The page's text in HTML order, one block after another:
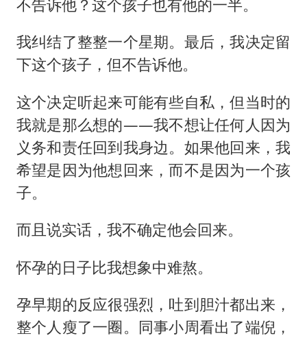
不告诉他？这个孩子也有他的一半。
我纠结了整整一个星期。最后，我决定留
下这个孩子，但不告诉他。
这个决定听起来可能有些自私，但当时的
我就是那么想的——我不想让任何人因为
义务和责任回到我身边。如果他回来，我
希望是因为他想回来，而不是因为一个孩
子。
而且说实话，我不确定他会回来。
怀孕的日子比我想象中难熬。
孕早期的反应很强烈，吐到胆汁都出来，
整个人瘦了一圈。同事小周看出了端倪，